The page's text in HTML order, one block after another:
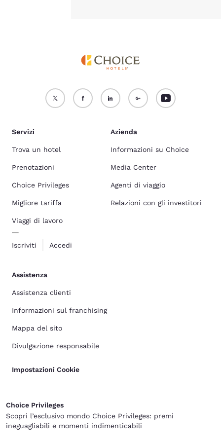
Servizi
Trova un hotel
Prenotazioni
Choice Privileges
Migliore tariffa
Viaggi di lavoro
Iscriviti Accedi
Azienda
Informazioni su Choice
Media Center
Agenti di viaggio
Relazioni con gli investitori
Assistenza
Assistenza clienti
Informazioni sul franchising
Mappa del sito
Divulgazione responsabile
Impostazioni Cookie
Choice Privileges
Scopri l’esclusivo mondo Choice Privileges: premi
ineguagliabili e momenti indimenticabili